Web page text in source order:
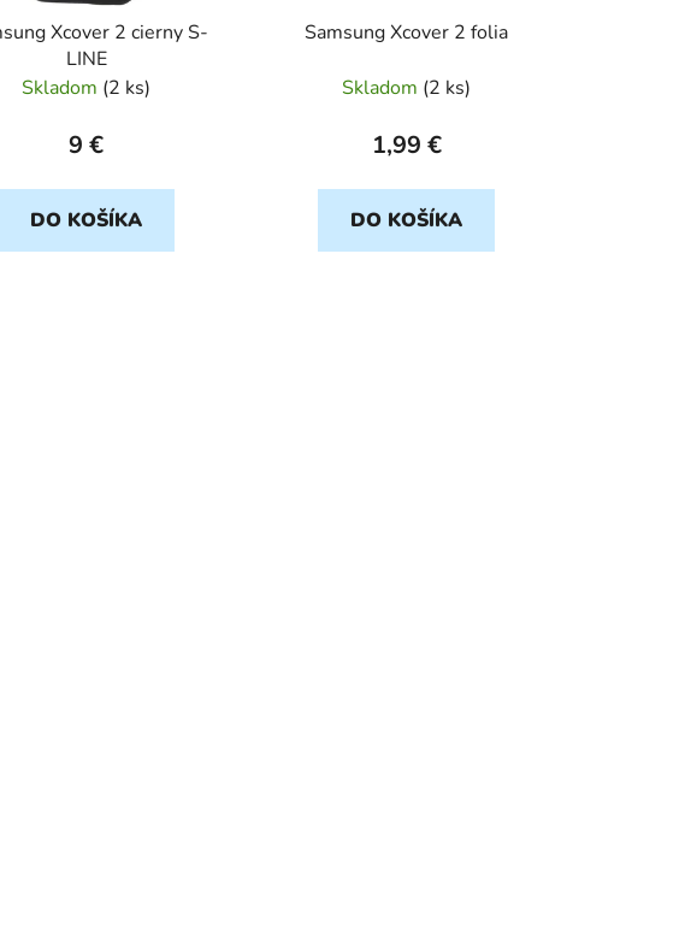
Xcover 2 cierny S-
LINE
Skladom (2 ks)
9 €
DO KOŠÍKA
Samsung Xcover 2 folia
Skladom (2 ks)
1,99 €
DO KOŠÍKA